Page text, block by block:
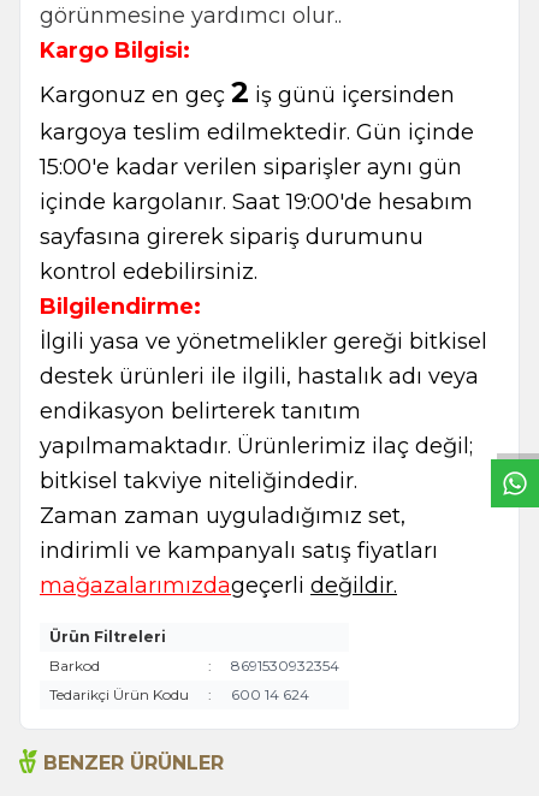
görünmesine yardımcı olur..
Kargo Bilgisi:
Kargonuz en geç 2 iş günü içersinden
kargoya teslim edilmektedir. Gün içinde
15:00'e kadar verilen siparişler aynı gün
içinde kargolanır. Saat 19:00'de hesabım
sayfasına girerek sipariş durumunu
kontrol edebilirsiniz.
Bilgilendirme:
İlgili yasa ve yönetmelikler gereği bitkisel
destek ürünleri ile ilgili, hastalık adı veya
endikasyon belirterek tanıtım
yapılmamaktadır. Ürünlerimiz ilaç değil;
bitkisel takviye niteliğindedir.
Zaman zaman uyguladığımız set,
indirimli ve kampanyalı satış fiyatları
mağazalarımızdageçerli değildir.
Ürün Filtreleri
Barkod
:
8691530932354
Tedarikçi Ürün Kodu
: 600 14 624
BENZER ÜRÜNLER